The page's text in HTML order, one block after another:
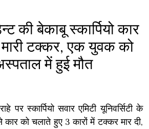
की बेकाबू स्कार्पियो कार
टक्कर, एक युवक को
में हुई मौत
पर स्कार्पियो सवार एमिटी यूनिवर्सिटी के
को चलाते हुए 3 कारों में टक्कर मार दी,